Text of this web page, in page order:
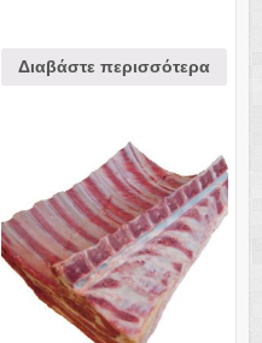
Διαβάστε περισσότερα